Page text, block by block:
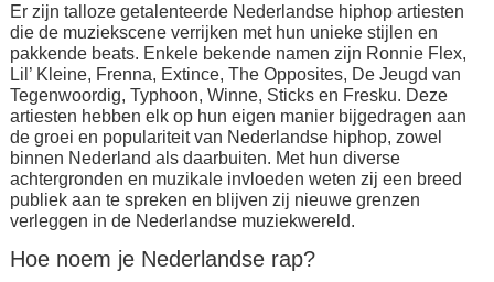
Er zijn talloze getalenteerde Nederlandse hiphop artiesten
die de muziekscene verrijken met hun unieke stijlen en
pakkende beats. Enkele bekende namen zijn Ronnie Flex,
Lil’ Kleine, Frenna, Extince, The Opposites, De Jeugd van
Tegenwoordig, Typhoon, Winne, Sticks en Fresku. Deze
artiesten hebben elk op hun eigen manier bijgedragen aan
de groei en populariteit van Nederlandse hiphop, zowel
binnen Nederland als daarbuiten. Met hun diverse
achtergronden en muzikale invloeden weten zij een breed
publiek aan te spreken en blijven zij nieuwe grenzen
verleggen in de Nederlandse muziekwereld.
Hoe noem je Nederlandse rap?